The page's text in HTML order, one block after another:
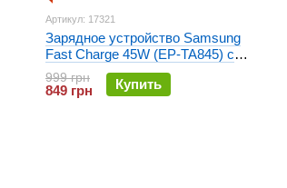
Артикул: 17321
Зарядное устройство Samsung
Fast Charge 45W (EP-TA845) с
кабелем Type-C Черное
999 грн
849 грн Купить